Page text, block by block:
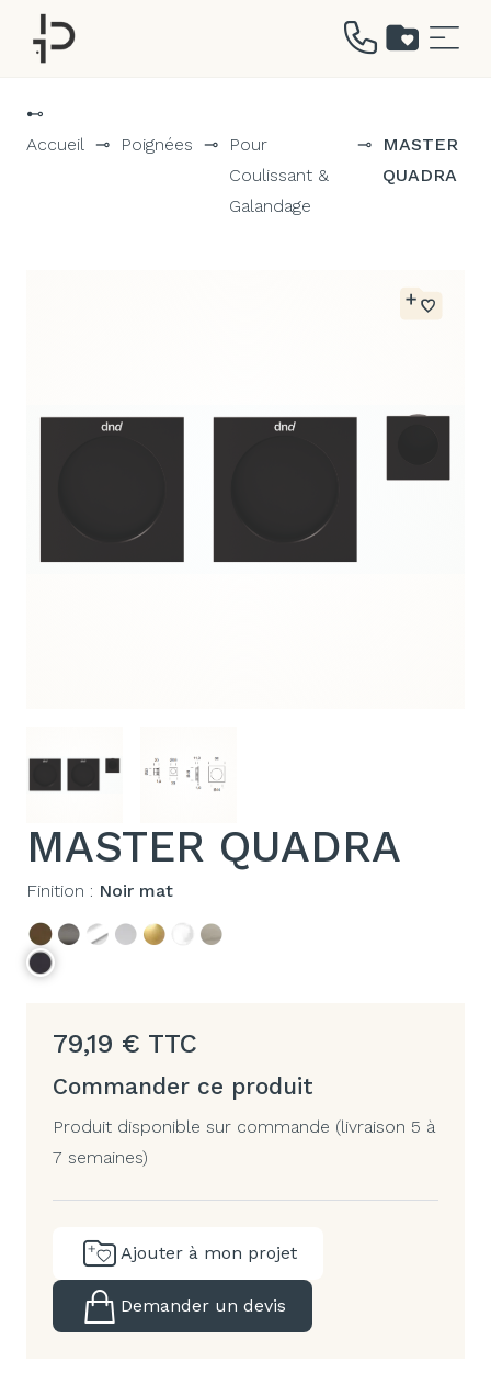
⊷
Accueil ⊸ Poignées ⊸
Pour
Coulissant &
Galandage
⊸
MASTER
QUADRA
MASTER QUADRA
Finition : Noir mat
79,19 € TTC
Commander ce produit
Produit disponible sur commande (livraison 5 à
7 semaines)
Ajouter à mon projet
Demander un devis